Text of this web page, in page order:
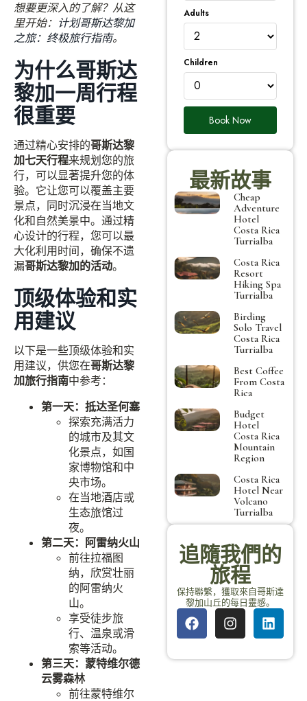
想要更深入的了解？从这
里开始： 计划哥斯达黎加
之旅：终极旅行指南。
为什么哥斯达
黎加一周行程
很重要
通过精心安排的哥斯达黎
加七天行程来规划您的旅
行，可以显著提升您的体
验。它让您可以覆盖主要
景点，同时沉浸在当地文
化和自然美景中。通过精
心设计的行程，您可以最
大化利用时间，确保不遗
漏哥斯达黎加的活动。
顶级体验和实
用建议
以下是一些顶级体验和实
用建议，供您在哥斯达黎
加旅行指南中参考：
第一天：抵达圣何塞
探索充满活力
的城市及其文
化景点，如国
家博物馆和中
央市场。
在当地酒店或
生态旅馆过
夜。
第二天：阿雷纳火山
前往拉福图
纳，欣赏壮丽
的阿雷纳火
山。
享受徒步旅
行、温泉或滑
索等活动。
第三天：蒙特维尔德
云雾森林
前往蒙特维尔
Adults
Children
Book Now
最新故事
Cheap
Adventure
Hotel
Costa Rica
Turrialba
Costa Rica
Resort
Hiking Spa
Turrialba
Birding
Solo Travel
Costa Rica
Turrialba
Best Coffee
From Costa
Rica
Budget
Hotel
Costa Rica
Mountain
Region
Costa Rica
Hotel Near
Volcano
Turrialba
追隨我們的
旅程
保持聯繫，獲取來自哥斯達
黎加山丘的每日靈感。